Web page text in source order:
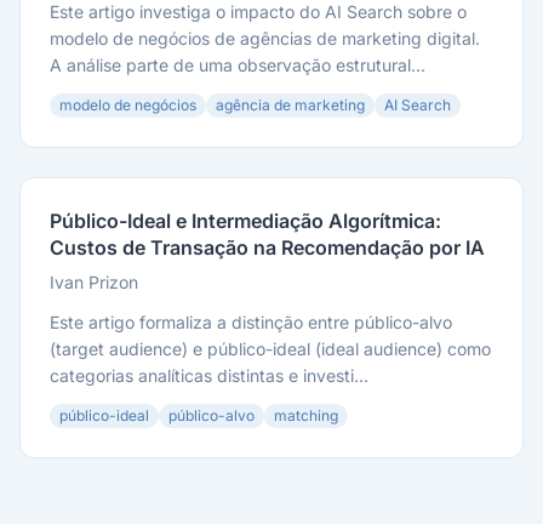
Este artigo investiga o impacto do AI Search sobre o
modelo de negócios de agências de marketing digital.
A análise parte de uma observação estrutural...
modelo de negócios agência de marketing AI Search
Público-Ideal e Intermediação Algorítmica:
Custos de Transação na Recomendação por IA
Ivan Prizon
Este artigo formaliza a distinção entre público-alvo
(target audience) e público-ideal (ideal audience) como
categorias analíticas distintas e investi...
público-ideal público-alvo matching